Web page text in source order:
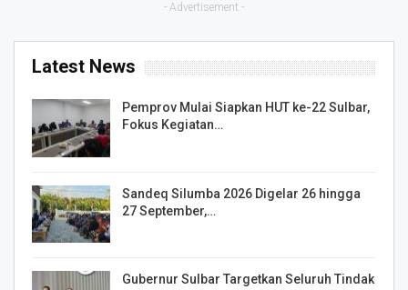
- Advertisement -
Latest News
Pemprov Mulai Siapkan HUT ke-22 Sulbar,
Fokus Kegiatan…
Sandeq Silumba 2026 Digelar 26 hingga
27 September,…
Gubernur Sulbar Targetkan Seluruh Tindak